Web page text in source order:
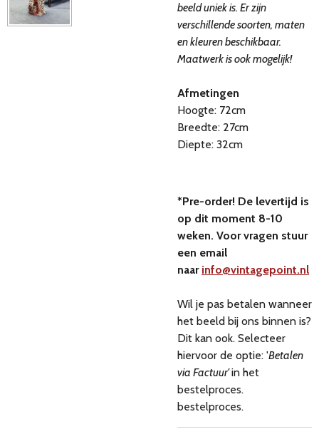
beeld uniek is. Er zijn
verschillende soorten, maten
en kleuren beschikbaar.
Maatwerk is ook mogelijk!
Afmetingen
Hoogte: 72cm
Breedte: 27cm
Diepte: 32cm
*Pre-order! De levertijd is
op dit moment 8-10
weken. Voor vragen stuur
een email
naar info@vintagepoint.nl
Wil je pas betalen wanneer
het beeld bij ons binnen is?
Dit kan ook. Selecteer
hiervoor de optie: 'Betalen
via Factuur'in het
bestelproces.
bestelproces.